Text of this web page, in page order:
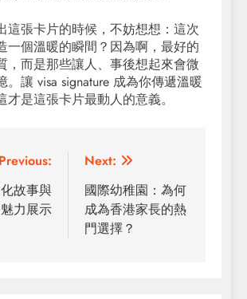
這張卡片的時候，不妨想想：這次
一個溫暖的瞬間？因為啊，最好的
，而是那些讓人、事後想起來會微
。讓 visa signature 成為你傳遞溫暖
才是這張卡片最動人的意義。
Previous:
故事與
魅力展示
Next:
國際幼稚園：為何
成為香港家長的熱
門選擇？